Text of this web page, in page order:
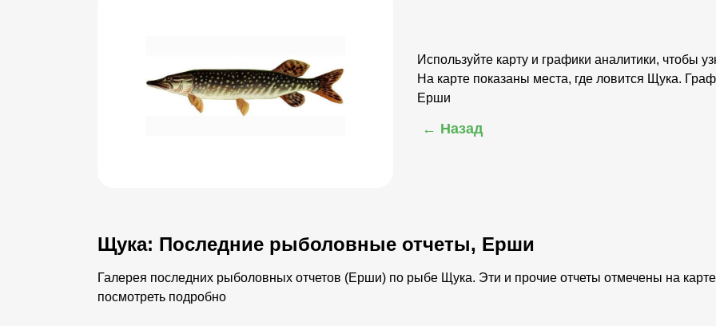
Используйте карту и графики аналитики, чтобы
На карте показаны места, где ловится Щука.
Ерши
← Назад
Щука: Последние рыболовные отчеты, Ерши
Галерея последних рыболовных отчетов (Ерши) по рыбе Щука. Эти и прочие отчеты отмечены на
посмотреть подробно